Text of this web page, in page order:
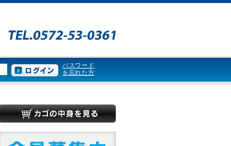
パスワード
を忘れた方